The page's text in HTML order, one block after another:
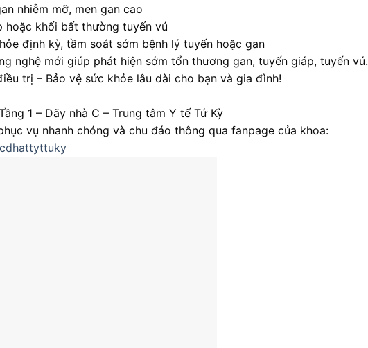
nhiễm mỡ, men gan cao
hoặc khối bất thường tuyến vú
định kỳ, tầm soát sớm bệnh lý tuyến hoặc gan
nghệ mới giúp phát hiện sớm tổn thương gan, tuyến giáp, tuyến vú.
trị – Bảo vệ sức khỏe lâu dài cho bạn và gia đình!
1 – Dãy nhà C – Trung tâm Y tế Tứ Kỳ
vụ nhanh chóng và chu đáo thông qua fanpage của khoa: